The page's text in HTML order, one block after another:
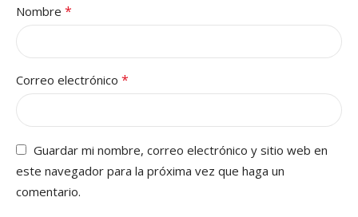
Nombre *
Correo electrónico *
Guardar mi nombre, correo electrónico y sitio web en
este navegador para la próxima vez que haga un
comentario.